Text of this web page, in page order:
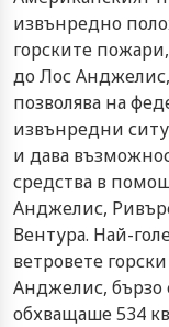
извънредно
горските
до Лос
позволява на
извънредни
и дава
средства в
Анджелис,
Вентура. Най-
ветровете
Анджелис, бързо
обхващаше 534